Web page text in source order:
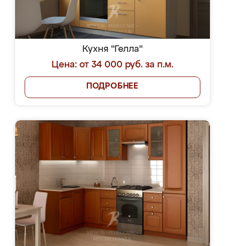
Кухня "Гелла"
Цена: от 34 000 руб. за п.м.
ПОДРОБНЕЕ